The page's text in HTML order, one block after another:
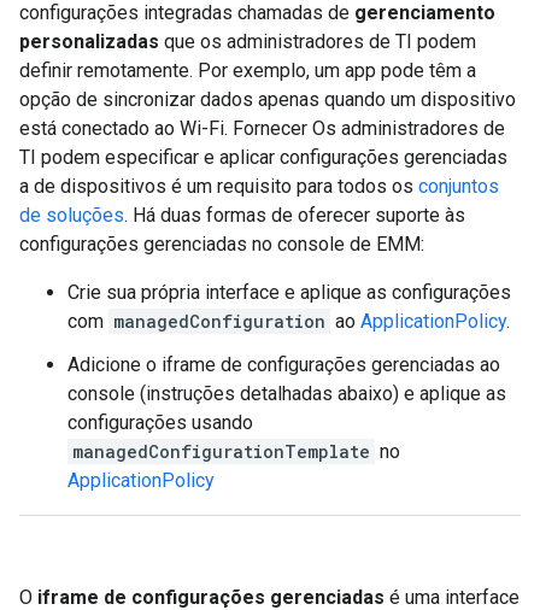
configurações integradas chamadas de gerenciamento
personalizadas que os administradores de TI podem
definir remotamente. Por exemplo, um app pode têm a
opção de sincronizar dados apenas quando um dispositivo
está conectado ao Wi-Fi. Fornecer Os administradores de
TI podem especificar e aplicar configurações gerenciadas
a de dispositivos é um requisito para todos os conjuntos
de soluções. Há duas formas de oferecer suporte às
configurações gerenciadas no console de EMM:
Crie sua própria interface e aplique as configurações
com managedConfiguration ao ApplicationPolicy.
Adicione o iframe de configurações gerenciadas ao
console (instruções detalhadas abaixo) e aplique as
configurações usando
managedConfigurationTemplate no
ApplicationPolicy
O iframe de configurações gerenciadas é uma interface